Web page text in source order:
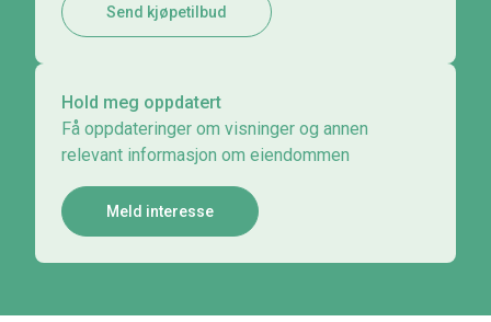
Send kjøpetilbud
Hold meg oppdatert
Få oppdateringer om visninger og annen
relevant informasjon om eiendommen
Meld interesse